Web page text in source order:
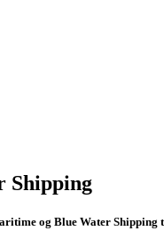
Shipping
og Blue Water Shipping